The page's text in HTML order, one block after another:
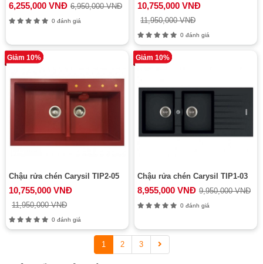
6,255,000 VNĐ 6,950,000 VNĐ
0 đánh giá
10,755,000 VNĐ
11,950,000 VNĐ
0 đánh giá
Giảm 10%
Chậu rửa chén Carysil TIP2-05
10,755,000 VNĐ
11,950,000 VNĐ
0 đánh giá
Giảm 10%
Chậu rửa chén Carysil TIP1-03
8,955,000 VNĐ 9,950,000 VNĐ
0 đánh giá
1 2 3